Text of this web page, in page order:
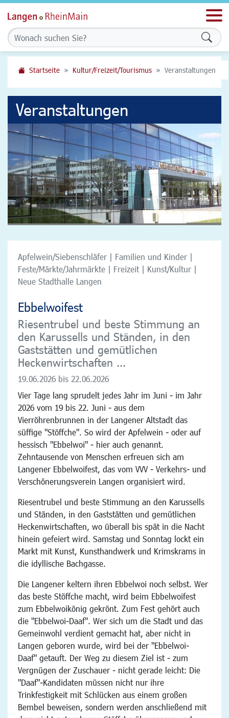
Startseite Kultur/Freizeit/Tourismus Veranstaltungen
Veranstaltungen
Apfelwein/Siebenschläfer | Familien und Kinder |
Feste/Märkte/Jahrmärkte | Freizeit | Kunst/Kultur |
Neue Stadthalle Langen
Ebbelwoifest
Riesentrubel und beste Stimmung an
den Karussells und Ständen, in den
Gaststätten und gemütlichen
Heckenwirtschaften ...
19.06.2026 bis 22.06.2026
Vier Tage lang sprudelt jedes Jahr im Juni - im Jahr
2026 vom 19 bis 22. Juni - aus dem
Vierröhrenbrunnen in der Langener Altstadt das
süffige "Stöffche". So wird der Apfelwein - oder auf
hessisch "Ebbelwoi" - hier auch genannt.
Zehntausende von Menschen erfreuen sich am
Langener Ebbelwoifest, das vom VVV - Verkehrs- und
Verschönerungsverein Langen organisiert wird.
Riesentrubel und beste Stimmung an den Karussells
und Ständen, in den Gaststätten und gemütlichen
Heckenwirtschaften, wo überall bis spät in die Nacht
hinein gefeiert wird. Samstag und Sonntag lockt ein
Markt mit Kunst, Kunsthandwerk und Krimskrams in
die idyllische Bachgasse.
Die Langener keltern ihren Ebbelwoi noch selbst. Wer
das beste Stöffche macht, wird beim Ebbelwoifest
zum Ebbelwoikönig gekrönt. Zum Fest gehört auch
die "Ebbelwoi-Daaf". Wer sich um die Stadt und das
Gemeinwohl verdient gemacht hat, aber nicht in
Langen geboren wurde, wird bei der "Ebbelwoi-
Daaf" getauft. Der Weg zu diesem Ziel ist - zum
Vergnügen der Zuschauer - nicht gerade leicht: Die
"Daaf"-Kandidaten müssen nicht nur ihre
Trinkfestigkeit mit Schlücken aus einem großen
Bembel beweisen, sondern werden anschließend mit